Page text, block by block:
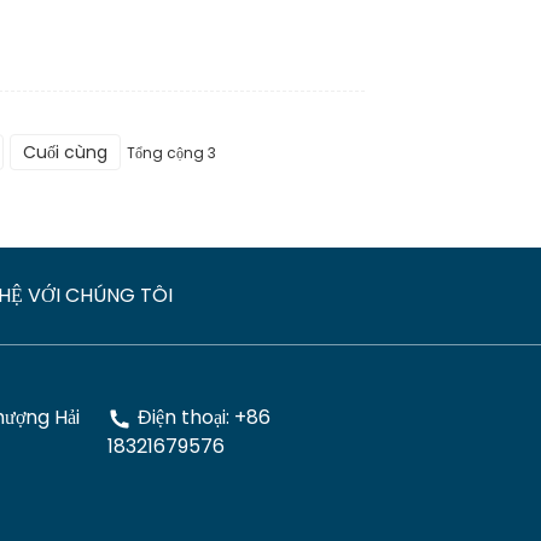
Cuối cùng Tổng cộng 3
VỚI CHÚNG TÔI
Hải
Điện thoại: +86
18321679576